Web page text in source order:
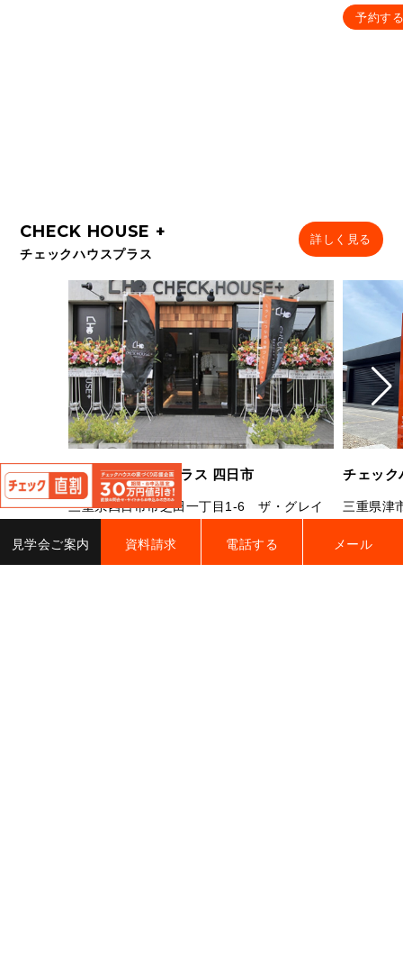
予約す
チェックハウスプラス
詳しく見る
チェックハウスプラス 四日市
三重県四日市市芝田一丁目1-6 ザ・グレイ
TEL.
059-327-7181
FAX.059-327-7182
チェック
三重県津
営業時間
見学会ご案内 資料請求 電話する メール